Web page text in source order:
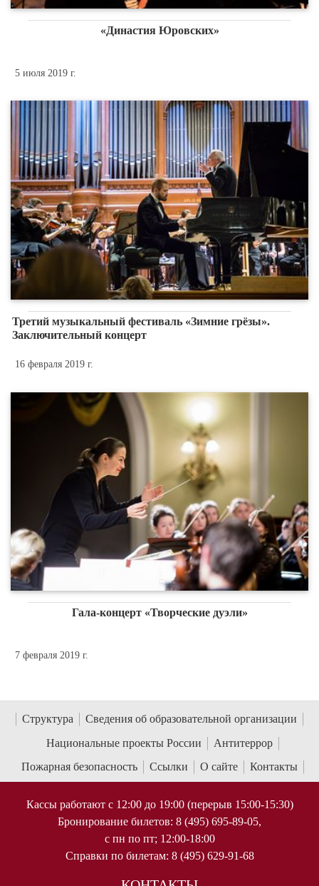
«Династия Юровских»
5 июля 2019 г.
Третий музыкальный фестиваль «Зимние грёзы».
Заключительный концерт
16 февраля 2019 г.
Гала-концерт «Творческие дуэли»
7 февраля 2019 г.
Структура
Сведения об образовательной организации
Национальные проекты России
Антитеррор
Пожарная безопасность
Ссылки О сайте Контакты
Кассы работают с 12:00 до 19:00 (перерыв 15:00-15:30)
Бронирование билетов: 8 (495) 695-89-05,
с пн по пт; 12:00-18:00
Справки по билетам: 8 (495) 629-91-68